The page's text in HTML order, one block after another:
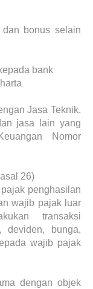
dan bonus selain
bank
Jasa Teknik,
jasa lain yang
Nomor
26)
penghasilan
wajib pajak luar
transaksi
deviden, bunga,
wajib pajak
dengan objek